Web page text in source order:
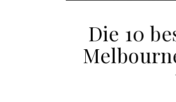
Die 10